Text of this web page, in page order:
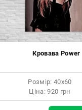
Кровава Power
Розмір: 40x60
Ціна: 920 грн